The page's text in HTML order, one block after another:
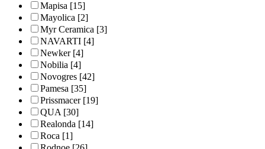
Mapisa [15]
Mayolica [2]
Myr Ceramica [3]
NAVARTI [4]
Newker[4]
Nobilia [4]
Novogres [42]
Pamesa [35]
Prissmacer[19]
QUA[30]
Realonda [14]
Roca [1]